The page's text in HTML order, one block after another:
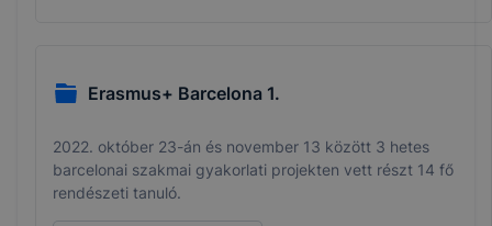
Erasmus+ Barcelona 1.
2022. október 23-án és november 13 között 3 hetes
barcelonai szakmai gyakorlati projekten vett részt 14 fő
rendészeti tanuló.